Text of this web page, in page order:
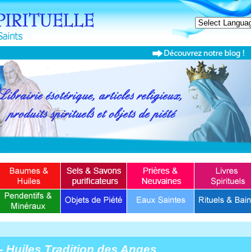
Huiles Tradition des Anges